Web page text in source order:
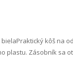
biela Praktický kôš
plastu. Zásobník sa